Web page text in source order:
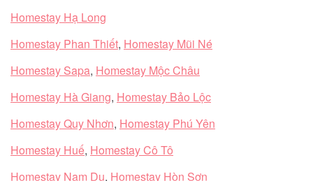
Homestay Hạ Long
Homestay Phan Thiết, Homestay Mũi Né
Homestay Sapa, Homestay Mộc Châu
Homestay Hà Giang, Homestay Bảo Lộc
Homestay Quy Nhơn, Homestay Phú Yên
Homestay Huế, Homestay Cô Tô
Homestay Nam Du, Homestay Hòn Sơn